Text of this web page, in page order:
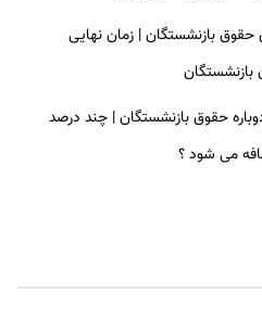
بازنشستگان | زمان نهایی
حقوق بازنشستگان | چند درصد
می شود ؟